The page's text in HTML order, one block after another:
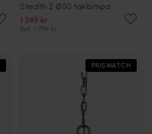
Stealth 2 Ø50 taklampa
1 349 kr
Rek. 1 799 kr
PRISMATCH